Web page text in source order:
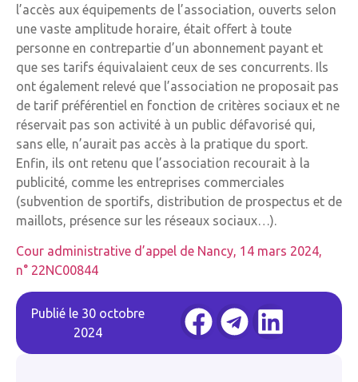
l’accès aux équipements de l’association, ouverts selon
une vaste amplitude horaire, était offert à toute
personne en contrepartie d’un abonnement payant et
que ses tarifs équivalaient ceux de ses concurrents. Ils
ont également relevé que l’association ne proposait pas
de tarif préférentiel en fonction de critères sociaux et ne
réservait pas son activité à un public défavorisé qui,
sans elle, n’aurait pas accès à la pratique du sport.
Enfin, ils ont retenu que l’association recourait à la
publicité, comme les entreprises commerciales
(subvention de sportifs, distribution de prospectus et de
maillots, présence sur les réseaux sociaux…).
Cour administrative d’appel de Nancy, 14 mars 2024,
n° 22NC00844
Publié le 30 octobre
2024